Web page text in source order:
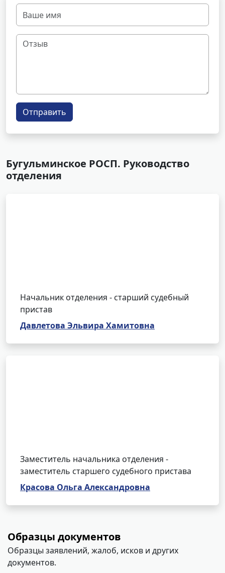
Отправить
Бугульминское РОСП. Руководство
отделения
Начальник отделения - старший судебный
пристав
Давлетова Эльвира Хамитовна
Заместитель начальника отделения -
заместитель старшего судебного пристава
Красова Ольга Александровна
Образцы документов
Образцы заявлений, жалоб, исков и других
документов.